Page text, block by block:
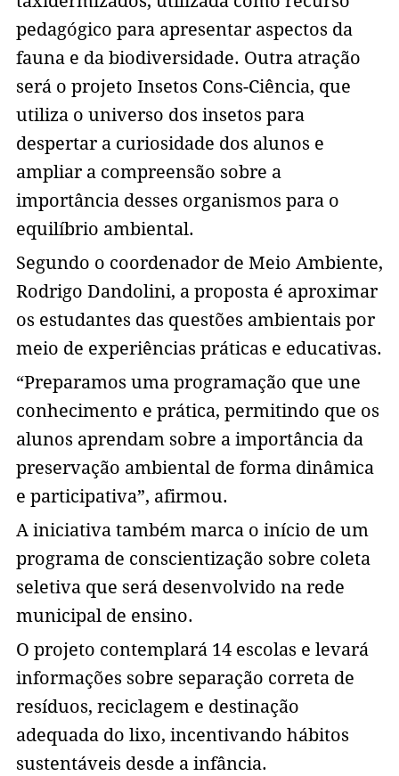
pedagógico para apresentar aspectos da
fauna e da biodiversidade. Outra atração
será o projeto Insetos Cons-Ciência, que
utiliza o universo dos insetos para
despertar a curiosidade dos alunos e
ampliar a compreensão sobre a
importância desses organismos para o
equilíbrio ambiental.
Segundo o coordenador de Meio Ambiente,
Rodrigo Dandolini, a proposta é aproximar
os estudantes das questões ambientais por
meio de experiências práticas e educativas.
“Preparamos uma programação que une
conhecimento e prática, permitindo que os
alunos aprendam sobre a importância da
preservação ambiental de forma dinâmica
e participativa”, afirmou.
A iniciativa também marca o início de um
programa de conscientização sobre coleta
seletiva que será desenvolvido na rede
municipal de ensino.
O projeto contemplará 14 escolas e levará
informações sobre separação correta de
resíduos, reciclagem e destinação
adequada do lixo, incentivando hábitos
sustentáveis desde a infância.